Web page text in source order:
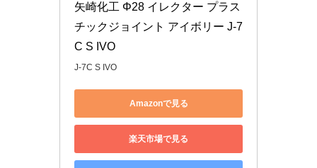
矢崎化工 Φ28 イレクター プラス
チックジョイント アイボリー J-7
C S IVO
J-7C S IVO
Amazonで見る
楽天市場で見る